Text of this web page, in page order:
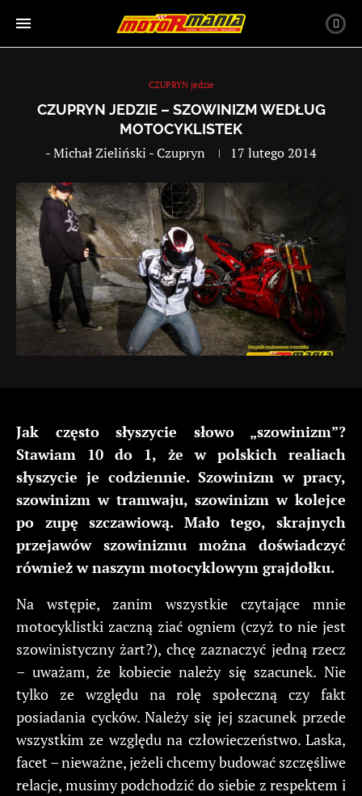
CZUPRYN jedzie
CZUPRYN JEDZIE – SZOWINIZM WEDŁUG
MOTOCYKLISTEK
-Michał Zieliński - Czupryn 17 lutego 2014
Jak często słyszycie słowo „szowinizm”?
Stawiam 10 do 1, że w polskich realiach
słyszycie je codziennie. Szowinizm w pracy,
szowinizm w tramwaju, szowinizm w kolejce
po zupę szczawiową. Mało tego, skrajnych
przejawów szowinizmu można doświadczyć
również w naszym motocyklowym grajdołku.
Na wstępie, zanim wszystkie czytające mnie
motocyklistki zaczną ziać ogniem (czyż to nie jest
szowinistyczny żart?), chcę zaznaczyć jedną rzecz
– uważam, że kobiecie należy się szacunek. Nie
tylko ze względu na rolę społeczną czy fakt
posiadania cycków. Należy się jej szacunek przede
wszystkim ze względu na człowieczeństwo. Laska,
facet – nieważne, jeżeli chcemy budować szczęśliwe
relacje, musimy podchodzić do siebie z respektem i